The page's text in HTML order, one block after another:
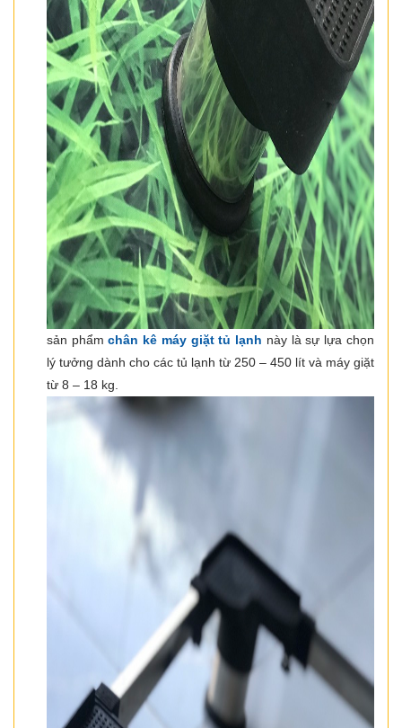
sản phẩmchân kê máy giặt tủ lạnh này là sự lựa chọn
lý tưởng dành cho các tủ lạnh từ 250 – 450 lít và máy giặt
từ 8 – 18 kg.